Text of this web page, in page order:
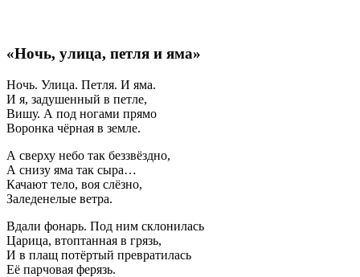
«Ночь, улица, петля и яма»
Ночь. Улица. Петля. И яма.
И я, задушенный в петле,
Вишу. А под ногами прямо
Воронка чёрная в земле.
А сверху небо так беззвёздно,
А снизу яма так сыра…
Качают тело, воя слёзно,
Заледенелые ветра.
Вдали фонарь. Под ним склонилась
Царица, втоптанная в грязь,
И в плащ потёртый превратилась
Её парчовая ферязь.